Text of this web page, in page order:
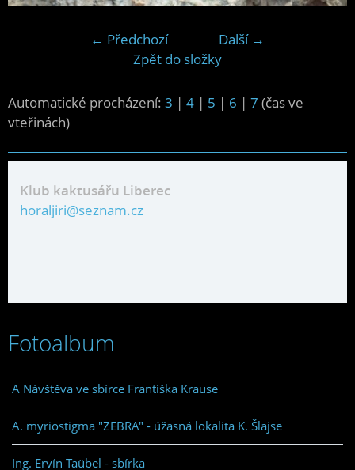
← Předchozí
Další →
Zpět do složky
Automatické procházení: 3 | 4 | 5 | 6 | 7 (čas ve
vteřinách)
Klub kaktusářu Liberec
horaljiri@seznam.cz
Fotoalbum
A Návštěva ve sbírce Františka Krause
A. myriostigma "ZEBRA" - úžasná lokalita K. Šlajse
Ing. Ervín Taübel - sbírka